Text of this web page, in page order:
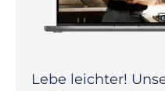
Lebe leichter!